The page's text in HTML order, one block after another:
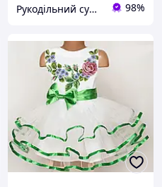
Рукодільний сундучок 98%